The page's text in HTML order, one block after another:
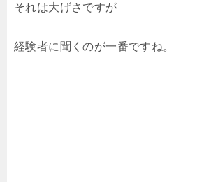
それは大げさですが
経験者に聞くのが一番ですね。